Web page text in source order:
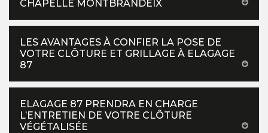
CHAPELLE MONTBRANDEIX
LES AVANTAGES À CONFIER LA POSE DE
VOTRE CLÔTURE ET GRILLAGE À ELAGAGE
87
ELAGAGE 87 PRENDRA EN CHARGE
L’ENTRETIEN DE VOTRE CLÔTURE
VÉGÉTALISÉE